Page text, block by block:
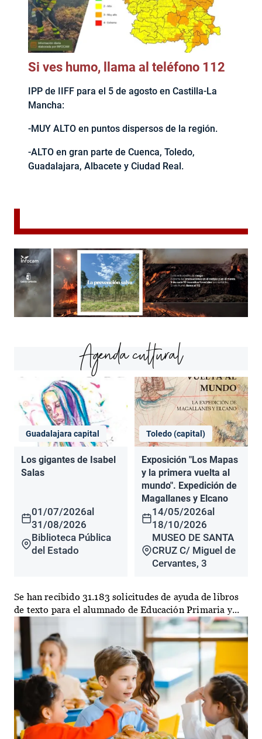
Si ves humo, llama al teléfono 112
IPP de IIFF para el 5 de agosto en Castilla-La
Mancha:
-MUY ALTO en puntos dispersos de la región.
-ALTO en gran parte de Cuenca, Toledo,
Guadalajara, Albacete y Ciudad Real.
Agenda cultural
Guadalajara capital
Los gigantes de Isabel
Salas
01/07/2026al
31/08/2026
Biblioteca Pública
del Estado
Toledo (capital)
Exposición "Los Mapas
y la primera vuelta al
mundo". Expedición de
Magallanes y Elcano
14/05/2026al
18/10/2026
MUSEO DE SANTA
CRUZ C/ Miguel de
Cervantes, 3
Se han recibido 31.183 solicitudes de ayuda de libros
de texto para el alumnado de Educación Primaria y...